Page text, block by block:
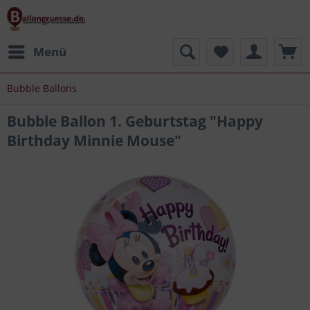
Menü
Bubble Ballons
Bubble Ballon 1. Geburtstag "Happy
Birthday Minnie Mouse"